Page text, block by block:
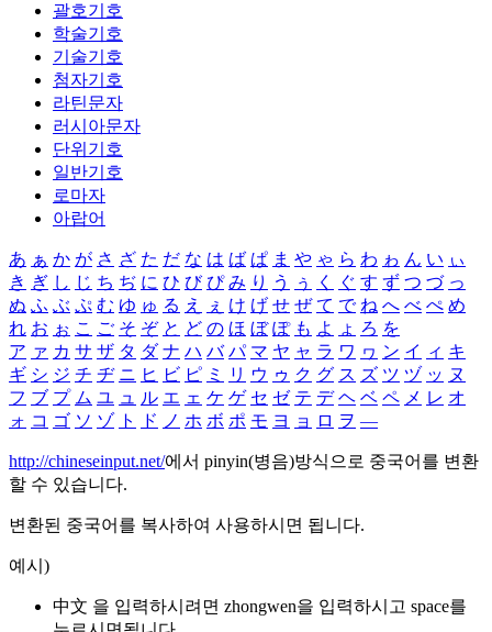
괄호기호
학술기호
기술기호
첨자기호
라틴문자
러시아문자
단위기호
일반기호
로마자
아랍어
あ ぁ か が さ ざ た だ な は ば ぱ ま や ゃ ら わ ゎ ん い ぃ
き ぎ し じ ち ぢ に ひ び ぴ み り う ぅ く ぐ す ず つ づ っ
ぬ ふ ぶ ぷ む ゆ ゅ る え ぇ け げ せ ぜ て で ね へ べ ぺ め
れ お ぉ こ ご そ ぞ と ど の ほ ぼ ぽ も よ ょ ろ を
ア ァ カ サ ザ タ ダ ナ ハ バ パ マ ヤ ャ ラ ワ ヮ ン イ ィ キ
ギ シ ジ チ ヂ ニ ヒ ビ ピ ミ リ ウ ゥ ク グ ス ズ ツ ヅ ッ ヌ
フ ブ プ ム ユ ュ ル エ ェ ケ ゲ セ ゼ テ デ ヘ ベ ペ メ レ オ
ォ コ ゴ ソ ゾ ト ド ノ ホ ボ ポ モ ヨ ョ ロ ヲ ―
http://chineseinput.net/에서 pinyin(병음)방식으로 중국어를 변환
할 수 있습니다.
변환된 중국어를 복사하여 사용하시면 됩니다.
예시)
中文 을 입력하시려면 zhongwen을 입력하시고 space를